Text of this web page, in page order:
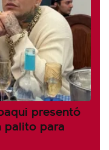
presentó
palito para